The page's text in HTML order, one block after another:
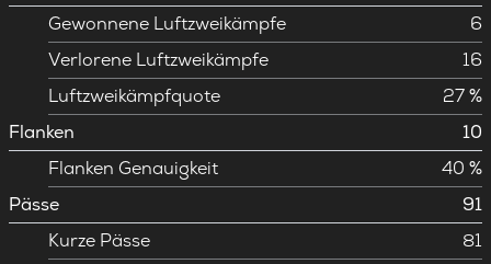
Gewonnene Luftzweikämpfe
6
Verlorene Luftzweikämpfe
16
Luftzweikämpfquote
27 %
Flanken
10
Flanken Genauigkeit
40 %
Pässe
91
Kurze Pässe
81